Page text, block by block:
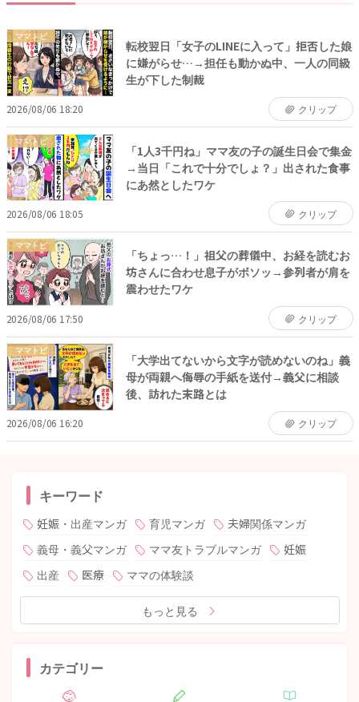
ママトピ
転校翌日「女子のLINEに入って」拒否した娘
に嫌がらせ…→担任も動かぬ中、一人の同級
生が下した制裁
2026/08/06 18:20 クリップ
ママトピ
「1人3千円ね」ママ友の子の誕生日会で集金
→当日「これで十分でしょ？」出された食事
にあ然としたワケ
2026/08/06 18:05 クリップ
ママトピ
「ちょっ…！」祖父の葬儀中、お経を読むお
坊さんに合わせ息子がボソッ→参列者が肩を
震わせたワケ
2026/08/06 17:50 クリップ
ママトピ
「大学出てないから文字が読めないのね」義
母が両親へ侮辱の手紙を送付→義父に相談
後、訪れた末路とは
2026/08/06 16:20 クリップ
キーワード
妊娠・出産マンガ 育児マンガ
夫婦関係マンガ
義母・義父マンガ
ママ友トラブルマンガ
妊娠
出産
医療 ママの体験談
もっと見る
カテゴリー